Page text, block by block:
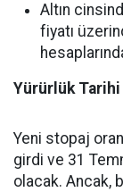
Altın
fiyatı
Yürürlük
Yeni stopaj
girdi ve 31
olacak. Ancak,